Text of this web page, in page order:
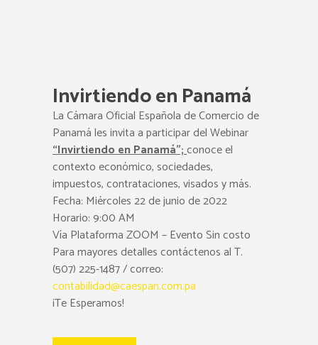
Invirtiendo en Panamá
La Cámara Oficial Española de Comercio de
Panamá les invita a participar del Webinar
“Invirtiendo en Panamá”;conoce el
contexto económico, sociedades,
impuestos, contrataciones, visados y más.
Fecha: Miércoles 22 de junio de 2022
Horario: 9:00 AM
Vía Plataforma ZOOM – Evento Sin costo
Para mayores detalles contáctenos al T.
(507) 225-1487 / correo:
contabilidad@caespan.com.pa
¡Te Esperamos!